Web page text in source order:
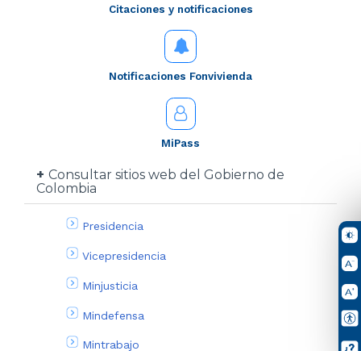
Citaciones y notificaciones
Notificaciones Fonvivienda
MiPass
Consultar sitios web del Gobierno de
Colombia
Presidencia
Vicepresidencia
Minjusticia
Mindefensa
Mintrabajo